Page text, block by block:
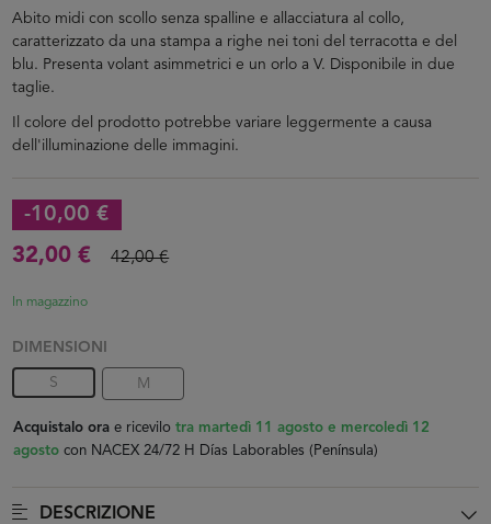
Abito midi con scollo senza spalline e allacciatura al collo,
caratterizzato da una stampa a righe nei toni del terracotta e del
blu. Presenta volant asimmetrici e un orlo a V. Disponibile in due
taglie.
Il colore del prodotto potrebbe variare leggermente a causa
dell'illuminazione delle immagini.
-10,00 €
32,00 €
42,00 €
In magazzino
DIMENSIONI
S M
Acquistalo orae ricevilo tra martedì 11 agosto e mercoledì 12
agosto con NACEX 24/72 H Días Laborables (Península)
DESCRIZIONE